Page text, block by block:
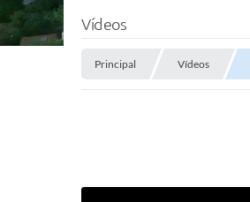
Vídeos
Principal Vídeos